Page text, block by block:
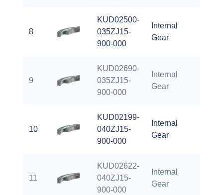
8
KUD02500-
035ZJ15-
900-000
Internal
Gear
9
KUD02690-
035ZJ15-
900-000
Internal
Gear
10
KUD02199-
040ZJ15-
900-000
Internal
Gear
11
KUD02622-
040ZJ15-
900-000
Internal
Gear